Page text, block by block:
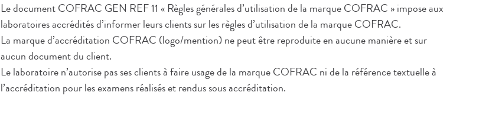
Le document COFRAC GEN REF 11 « Règles générales d’utilisation de la marque COFRAC » impose aux
laboratoires accrédités d’informer leurs clients sur les règles d’utilisation de la marque COFRAC.
La marque d’accréditation COFRAC (logo/mention) ne peut être reproduite en aucune manière et sur
aucun document du client.
Le laboratoire n’autorise pas ses clients à faire usage de la marque COFRAC ni de la référence textuelle à
l’accréditation pour les examens réalisés et rendus sous accréditation.